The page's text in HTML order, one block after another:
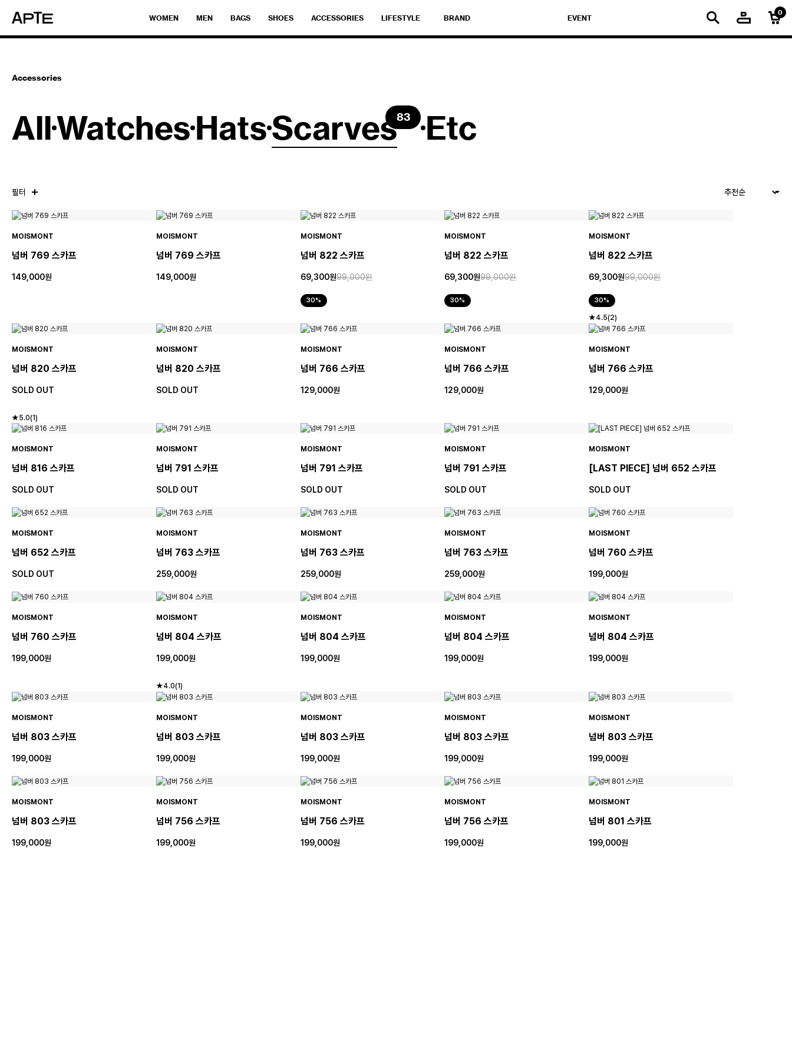
WOMEN MEN BAGS SHOES ACCESSORIES LIFESTYLE BRAND EVENT
Accessories
AllWatchesHatsScarves83 Etc
필터
MOISMONT
넘버 769 스카프
149,000원
MOISMONT
넘버 769 스카프
149,000원
MOISMONT
넘버 822 스카프
69,300원99,000원
30%
MOISMONT
넘버 822 스카프
69,300원99,000원
30%
MOISMONT
넘버 822 스카프
69,300원99,000원
30%
★4.5(2)
MOISMONT
넘버 820 스카프
SOLD OUT
★5.0(1)
MOISMONT
넘버 820 스카프
SOLD OUT
MOISMONT
넘버 766 스카프
129,000원
MOISMONT
넘버 766 스카프
129,000원
MOISMONT
넘버 766 스카프
129,000원
MOISMONT
넘버 816 스카프
SOLD OUT
MOISMONT
넘버 791 스카프
SOLD OUT
MOISMONT
넘버 791 스카프
SOLD OUT
MOISMONT
넘버 791 스카프
SOLD OUT
MOISMONT
[LAST PIECE] 넘버 652 스카프
SOLD OUT
MOISMONT
넘버 652 스카프
SOLD OUT
MOISMONT
넘버 763 스카프
259,000원
MOISMONT
넘버 763 스카프
259,000원
MOISMONT
넘버 763 스카프
259,000원
MOISMONT
넘버 760 스카프
199,000원
MOISMONT
넘버 760 스카프
199,000원
MOISMONT
넘버 804 스카프
199,000원
★4.0(1)
MOISMONT
넘버 804 스카프
199,000원
MOISMONT
넘버 804 스카프
199,000원
MOISMONT
넘버 804 스카프
199,000원
MOISMONT
넘버 803 스카프
199,000원
MOISMONT
넘버 803 스카프
199,000원
MOISMONT
넘버 803 스카프
199,000원
MOISMONT
넘버 803 스카프
199,000원
MOISMONT
넘버 803 스카프
199,000원
MOISMONT
넘버 803 스카프
199,000원
MOISMONT
넘버 756 스카프
199,000원
MOISMONT
넘버 756 스카프
199,000원
MOISMONT
넘버 756 스카프
199,000원
MOISMONT
넘버 801 스카프
199,000원